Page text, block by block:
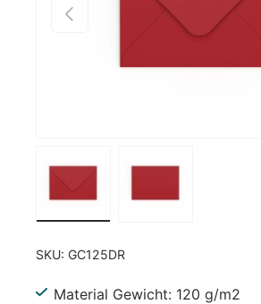
Vorherige
SKU: GC125DR
Material Gewicht: 120 g/m2